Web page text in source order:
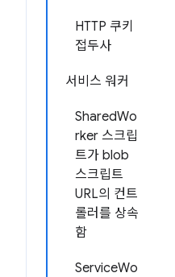
HTTP 쿠키
접두사
서비스 워커
SharedWo
rker 스크립
트가 blob
스크립트
URL의 컨트
롤러를 상속
함
ServiceWo